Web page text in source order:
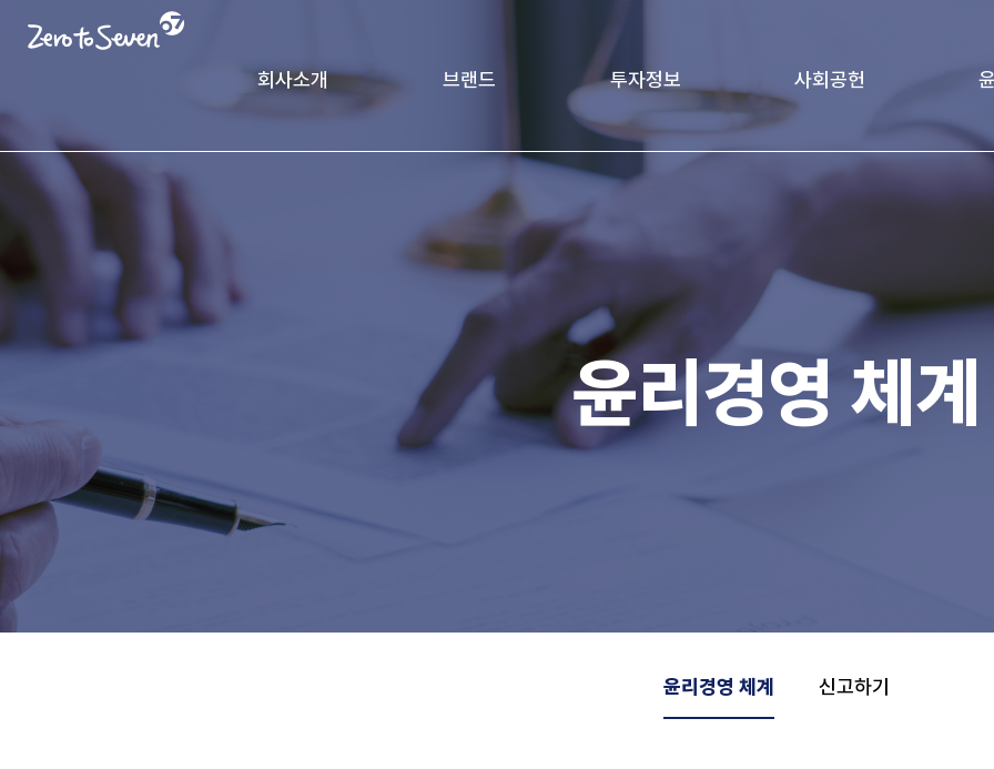
회사소개
제로투세븐 소식
브랜드
궁중비책
투자정보
전자공고
IR 자료실
사회공헌
가족친화경영문화
윤리경영 체계
윤리경영 체계 신고하기